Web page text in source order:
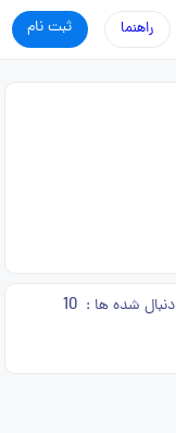
ثبت نام راهنما
دنبال شده ها : 10